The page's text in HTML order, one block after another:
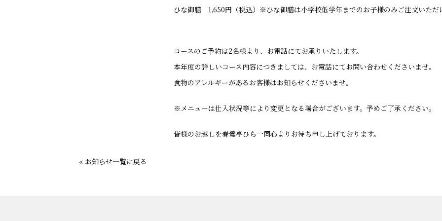
ひな御膳 1,650円（税込）※ひな御膳は小学校低学年までのお子様のみご注文いただ
コースのご予約は2名様より、お電話にてお承りいたします。
本年度の詳しいコース内容につきましては、お電話にてお問い合わせくださいませ。
食物のアレルギーがあるお客様はお知らせくださいませ。
※メニューは仕入状況等により変更となる場合がございます。予めご了承ください。
皆様のお越しを春鶯亭ひら一同心よりお待ち申し上げております。
« お知らせ一覧に戻る